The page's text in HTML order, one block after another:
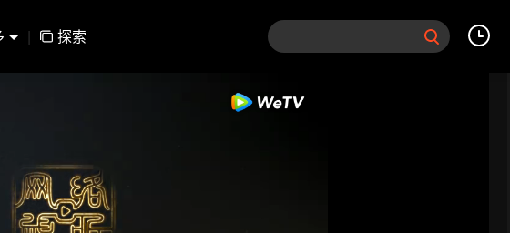
| 探索
181-210